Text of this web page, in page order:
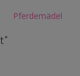
Pferdemädel
”